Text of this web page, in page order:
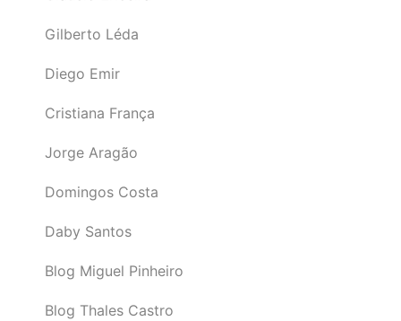
Gilberto Léda
Diego Emir
Cristiana França
Jorge Aragão
Domingos Costa
Daby Santos
Blog Miguel Pinheiro
Blog Thales Castro